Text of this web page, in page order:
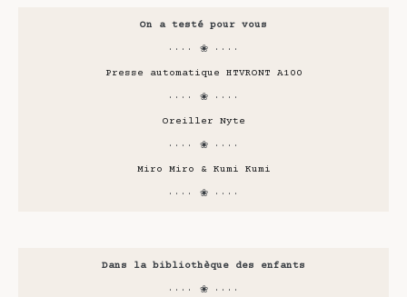
On a testé pour vous
···· ❀ ····
Presse automatique HTVRONT A100
···· ❀ ····
Oreiller Nyte
···· ❀ ····
Miro Miro & Kumi Kumi
···· ❀ ····
Dans la bibliothèque des enfants
···· ❀ ····